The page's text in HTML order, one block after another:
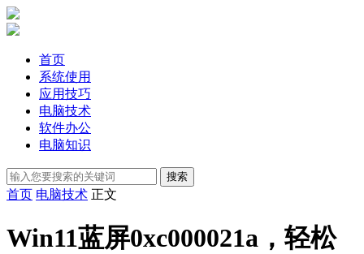
首页
系统使用
应用技巧
电脑技术
软件办公
电脑知识
首页 电脑技术 正文
Win11蓝屏0xc000021a，轻松